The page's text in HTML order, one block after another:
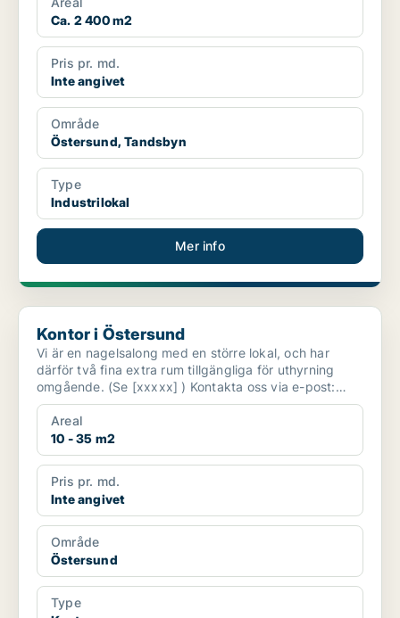
Ca. 2 400 m2
Pris pr. md.
Inte angivet
Område
Östersund, Tandsbyn
Type
Industrilokal
Mer info
Kontor i Östersund
Kontor i Östersund
Vi är en nagelsalong med en större lokal, och har
därför två fina extra rum tillgängliga för uthyrning
omgående. (Se [xxxxx] ) Kontakta oss via e-post:
[xx...
Areal
10 - 35 m2
Pris pr. md.
Inte angivet
Område
Östersund
Type